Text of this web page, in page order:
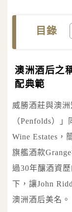
目錄
澳洲酒后之
配典範
威勝酒莊與澳
（Penfolds）
Wine Estates，
旗艦酒款
過30年釀酒資
下，讓John
澳洲酒后美名。